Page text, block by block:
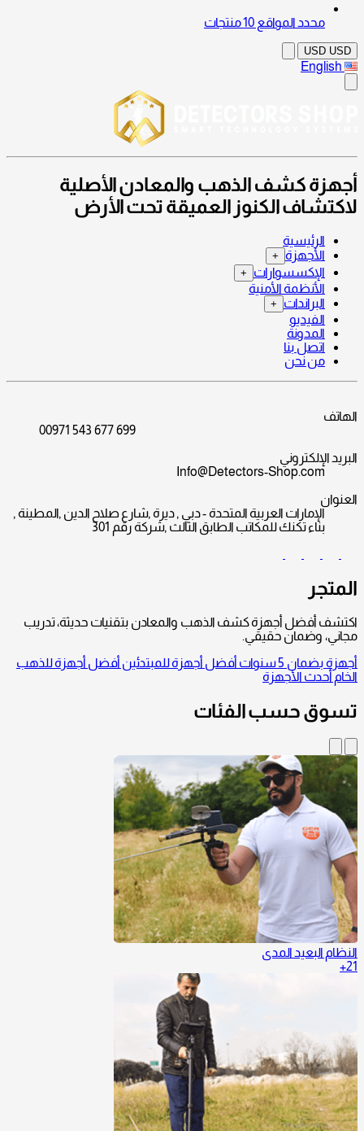
محدد المواقع 10 منتجات
USD USD
English
أجهزة كشف الذهب والمعادن الأصلية
لاكتشاف الكنوز العميقة تحت الأرض
الرئيسية
الأجهزة +
الإكسسوارات +
الأنظمة الأمنية
البراندات
+
الفيديو
المدونة
اتصل بنا
من نحن
الهاتف
00971 543 677 699
البريد الإلكتروني
Info@Detectors-Shop.com
العنوان
الإمارات العربية المتحدة - دبي , ديرة ,شارع صلاح الدين ,المطينة ,
بناء تكنك للمكاتب الطابق الثالث ,شركة رقم 301
المتجر
اكتشف أفضل أجهزة كشف الذهب والمعادن بتقنيات حديثة، تدريب
مجاني، وضمان حقيقي.
أجهزة بضمان 5 سنوات
أفضل أجهزة للمبتدئين أفضل أجهزة للذهب
الخام أحدث الأجهزة
تسوق حسب الفئات
النظام البعيد المدى
21+